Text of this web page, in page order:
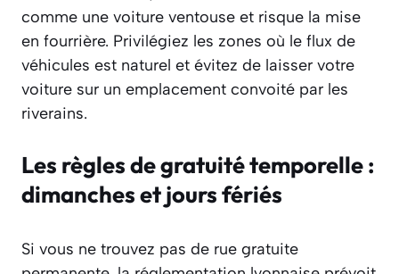
comme une voiture ventouse et risque la mise
en fourrière. Privilégiez les zones où le flux de
véhicules est naturel et évitez de laisser votre
voiture sur un emplacement convoité par les
riverains.
Les règles de gratuité temporelle :
dimanches et jours fériés
Si vous ne trouvez pas de rue gratuite